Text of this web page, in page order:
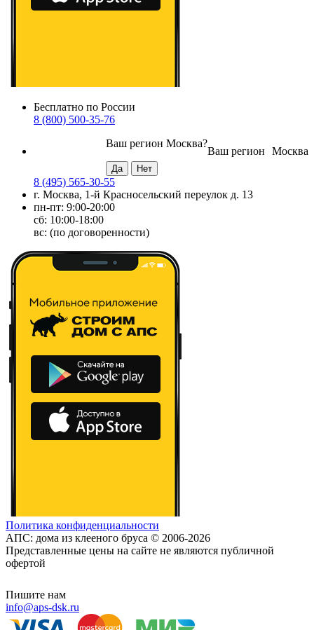
Бесплатно по России
8 (800) 500-35-76
Москва
Ваш регион
Ваш регион Москва?
8 (495) 565-30-55
г. Москва, 1-й Красносельский переулок д. 13
пн-пт: 9:00-20:00
сб: 10:00-18:00
вс: (по договоренности)
Политика конфиденциальности
АПС: дома из клееного бруса © 2006-2026
Представленные цены на сайте не являются публичной
офертой
Пишите нам
info@aps-dsk.ru